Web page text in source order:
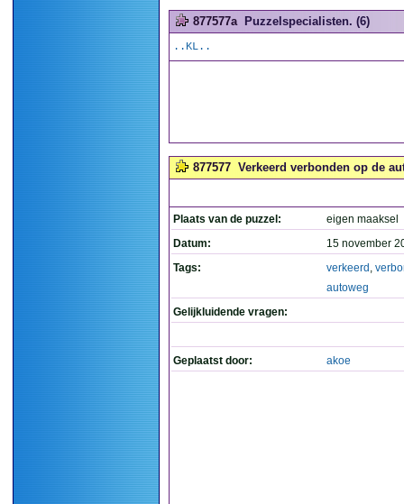
877577a Puzzelspecialisten. (6)
..KL..
877577 Verkeerd verbonden op de
Plaats van de puzzel:
eigen maaksel
Datum:
15 november
Tags:
verkeerd ,
autoweg
Gelijkluidende vragen:
Geplaatst door: akoe